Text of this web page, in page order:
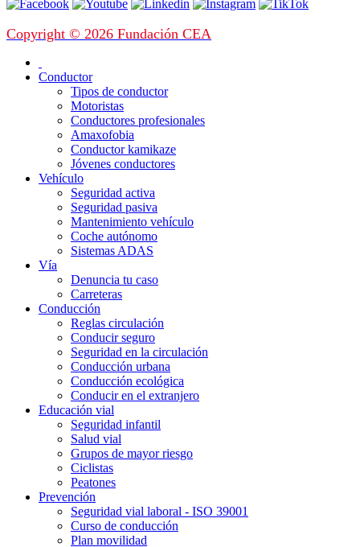
Copyright © 2026 Fundación CEA
Conductor
Tipos de conductor
Motoristas
Conductores profesionales
Amaxofobia
Conductor kamikaze
Jóvenes conductores
Vehículo
Seguridad activa
Seguridad pasiva
Mantenimiento vehículo
Coche autónomo
Sistemas ADAS
Vía
Denuncia tu caso
Carreteras
Conducción
Reglas circulación
Conducir seguro
Seguridad en la circulación
Conducción urbana
Conducción ecológica
Conducir en el extranjero
Educación vial
Seguridad infantil
Salud vial
Grupos de mayor riesgo
Ciclistas
Peatones
Prevención
Seguridad vial laboral - ISO 39001
Curso de conducción
Plan movilidad